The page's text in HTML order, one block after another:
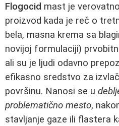
Flogocid mast je
proizvod kada je reč o
bela, masna krema sa
novijoj formulaciji)
ali su je ljudi odavno
efikasno sredstvo za
površinu. Nanosi se u
problematično mesto,
stavljanje gaze ili flastera